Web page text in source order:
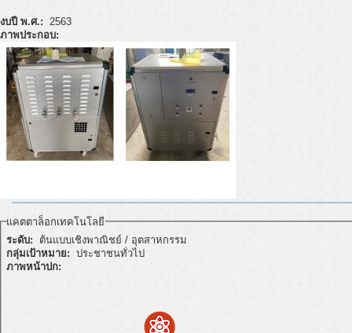
งบปี พ.ศ.:
2563
ภาพประกอบ:
แคตตาล็อกเทคโนโลยี
ระดับ:
ต้นแบบเชิงพาณิชย์ / อุตสาหกรรม
กลุ่มเป้าหมาย:
ประชาชนทั่วไป
ภาพหน้าปก: